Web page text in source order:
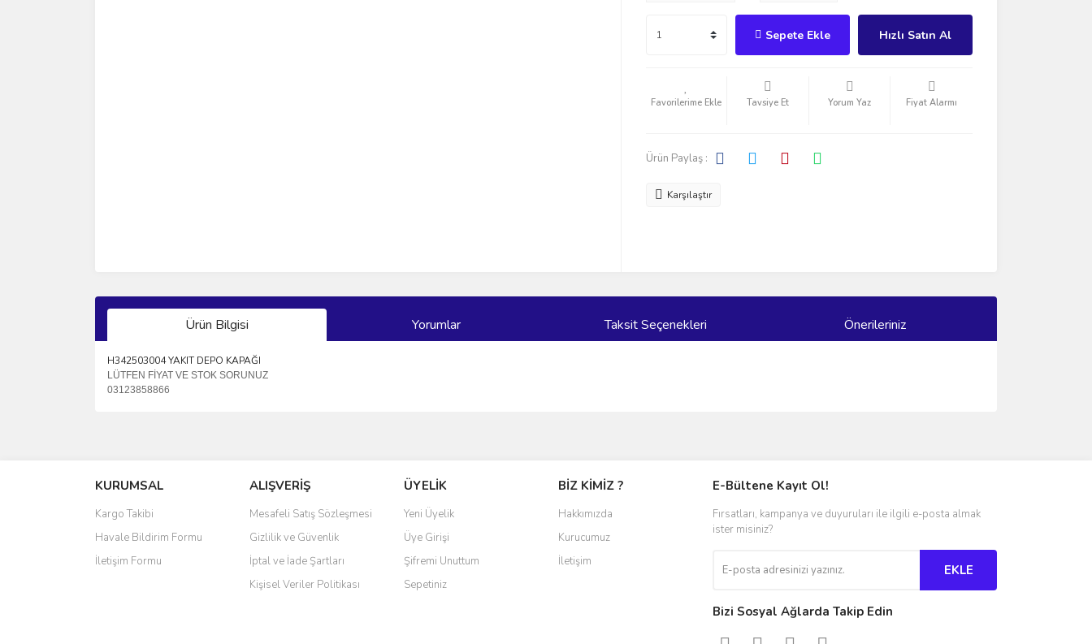
Sepete Ekle Hızlı Satın Al
Tavsiye Et Yorum Yaz Fiyat Alarmı
Ürün Paylaş :
Karşılaştır
Ürün Bilgisi Yorumlar Taksit Seçenekleri Önerileriniz
H342503004 YAKIT DEPO KAPAĞI
LÜTFEN FİYAT VE STOK SORUNUZ
03123858866
Ürün resmi kalitesiz, bozuk veya görüntülenemiyor.
Ürün açıklamasında eksik bilgiler bulunuyor.
Ürün bilgilerinde hatalar bulunuyor.
Ürün fiyatı diğer sitelerden daha pahalı.
Bu ürüne benzer farklı alternatifler olmalı.
KURUMSAL
Kargo Takibi
Havale Bildirim Formu
İletişim Formu
ALIŞVERİŞ
Mesafeli Satış Sözleşmesi
Gizlilik ve Güvenlik
İptal ve İade Şartları
Kişisel Veriler Politikası
ÜYELİK
Yeni Üyelik
Üye Girişi
Şifremi Unuttum
Sepetiniz
BİZ KİMİZ ?
Hakkımızda
Kurucumuz
İletişim
E-Bültene Kayıt Ol!
Fırsatları, kampanya ve duyuruları ile ilgili e-posta almak
ister misiniz?
EKLE
Bizi Sosyal Ağlarda Takip Edin